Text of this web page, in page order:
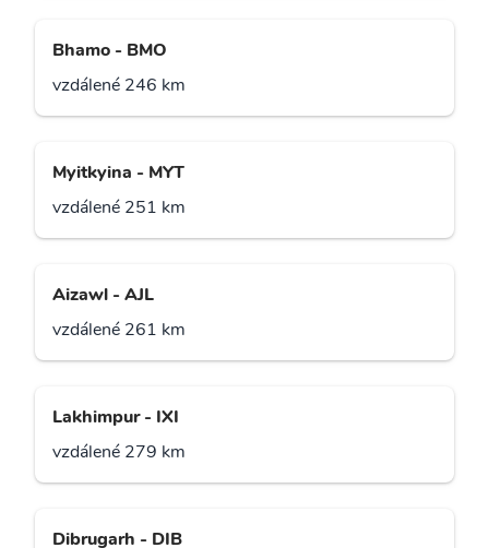
Bhamo - BMO
vzdálené 246 km
Myitkyina - MYT
vzdálené 251 km
Aizawl - AJL
vzdálené 261 km
Lakhimpur - IXI
vzdálené 279 km
Dibrugarh - DIB